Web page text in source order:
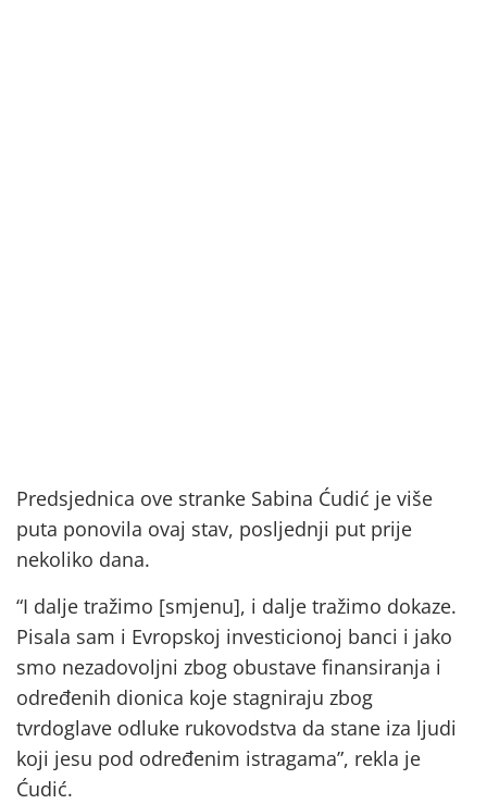
Predsjednica ove stranke Sabina Ćudić je više
puta ponovila ovaj stav, posljednji put prije
nekoliko dana.
“I dalje tražimo [smjenu], i dalje tražimo dokaze.
Pisala sam i Evropskoj investicionoj banci i jako
smo nezadovoljni zbog obustave finansiranja i
određenih dionica koje stagniraju zbog
tvrdoglave odluke rukovodstva da stane iza ljudi
koji jesu pod određenim istragama”, rekla je
Ćudić.